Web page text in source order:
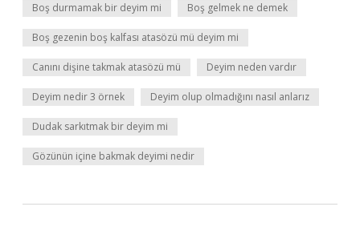
Boş durmamak bir deyim mi Boş gelmek ne demek
Boş gezenin boş kalfası atasözü mü deyim mi
Canını dişine takmak atasözü mü Deyim neden vardır
Deyim nedir 3 örnek Deyim olup olmadığını nasıl anlarız
Dudak sarkıtmak bir deyim mi
Gözünün içine bakmak deyimi nedir